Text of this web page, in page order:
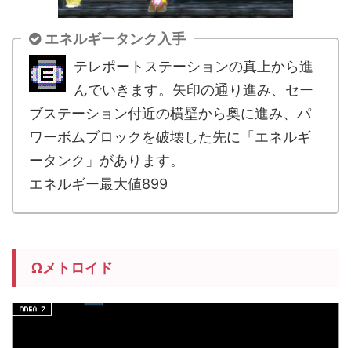
エネルギータンク入手
テレポートステーションの真上から進
んでいきます。矢印の通り進み、セー
ブステーション付近の横壁から奥に進み、パ
ワーボムブロックを破壊した先に「エネルギ
ータンク」があります。
エネルギー最大値899
Ωメトロイド